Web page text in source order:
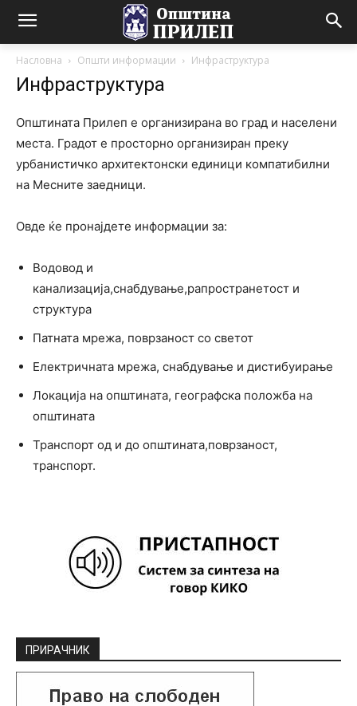
Насловна Општи информации Инфраструктура
Инфраструктура
Општината Прилеп е организирана во град и населени
места. Градот е просторно организиран преку
урбанистичко архитектонски единици компатибилни
на Месните заедници.
Овде ќе пронајдете информации за:
Водовод и
канализација,снабдување,рапространетост и
структура
Патната мрежа, поврзаност со светот
Електричната мрежа, снабдување и дистибуирање
Локација на општината, географска положба на
општината
Транспорт од и до општината,поврзаност,
транспорт.
ПРИРАЧНИК